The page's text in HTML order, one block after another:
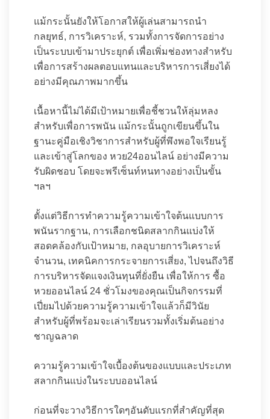
แม้กระนั้นยังให้โอกาสให้ผู้เล่นสามารถนำ
กลยุทธ์, การวิเคราะห์, รวมทั้งการจัดการอย่าง
เป็นระบบเข้ามาประยุกต์ เพื่อเพิ่มช่องทางสำหรับ
เพื่อการสร้างผลตอบแทนและบริหารการเสี่ยงได้
อย่างมีคุณภาพมากขึ้น
เนื้อหานี้ไม่ได้มีเป้าหมายเพื่อชี้ชวนให้ลุ่มหลง
สำหรับเพื่อการพนัน แม้กระนั้นถูกเขียนขึ้นใน
ฐานะคู่มือเชิงวิชาการสำหรับผู้ที่พึงพอใจเรียนรู้
และเข้าสู่โลกของ หวย24ออนไลน์ อย่างมีความ
รับผิดชอบ โดยจะพรีเซ็นท์หนทางอย่างเป็นขั้น
ฯลฯ
ตั้งแต่วิธีการทำความรู้ความเข้าใจต้นแบบการ
พนันรากฐาน, การเลือกชนิดสลากกินแบ่งให้
สอดคล้องกับเป้าหมาย, กลอุบายการวิเคราะห์
จำนวน, เทคนิคการกระจายการเสี่ยง, ไปจนถึงวิธี
การบริหารจัดแจงเงินทุนที่ยั่งยืน เพื่อให้การ ซื้อ
หวยออนไลน์ 24 ชั่วโมงของคุณเป็นกิจกรรมที่
เปี่ยมไปด้วยความรู้ความเข้าใจแล้วก็มีวินัย
สำหรับผู้ที่พร้อมจะเล่าเรียนรวมทั้งเริ่มต้นอย่าง
ชาญฉลาด
ความรู้ความเข้าใจเบื้องต้นของแบบและประเภท
สลากกินแบ่งในระบบออนไลน์
ก่อนที่จะวางวิธีการใดๆอันดับแรกที่สำคัญที่สุด